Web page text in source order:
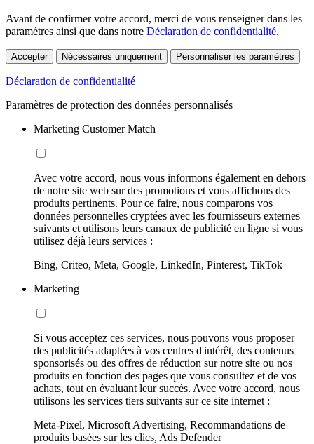
Avant de confirmer votre accord, merci de vous renseigner dans les
paramètres ainsi que dans notre Déclaration de confidentialité.
Accepter Nécessaires uniquement Personnaliser les paramètres
Déclaration de confidentialité
Paramètres de protection des données personnalisés
Marketing Customer Match
Avec votre accord, nous vous informons également en dehors
de notre site web sur des promotions et vous affichons des
produits pertinents. Pour ce faire, nous comparons vos
données personnelles cryptées avec les fournisseurs externes
suivants et utilisons leurs canaux de publicité en ligne si vous
utilisez déjà leurs services :
Bing, Criteo, Meta, Google, LinkedIn, Pinterest, TikTok
Marketing
Si vous acceptez ces services, nous pouvons vous proposer
des publicités adaptées à vos centres d'intérêt, des contenus
sponsorisés ou des offres de réduction sur notre site ou nos
produits en fonction des pages que vous consultez et de vos
achats, tout en évaluant leur succès. Avec votre accord, nous
utilisons les services tiers suivants sur ce site internet :
Meta-Pixel, Microsoft Advertising, Recommandations de
produits basées sur les clics, Ads Defender